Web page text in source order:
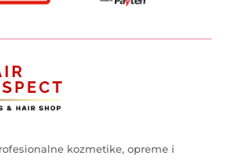
kozmetike, opreme i